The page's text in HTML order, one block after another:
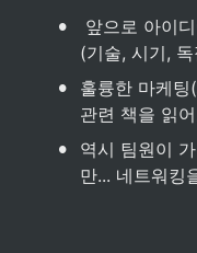
•
(기술, 시기,
•
훌륭한 마케
관련 책을 읽
•
역시 팀원이
만... 네트워킹